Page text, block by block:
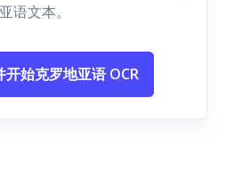
亚语文本。
开始克罗地亚语 OCR